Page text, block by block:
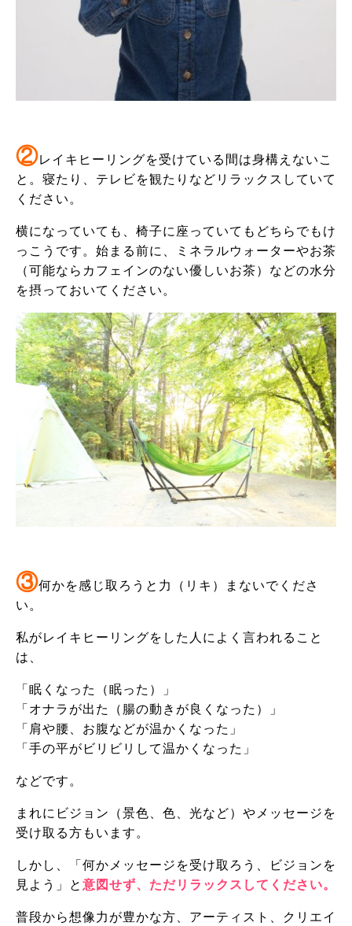
②レイキヒーリングを受けている間は身構えないこ
と。寝たり、テレビを観たりなどリラックスしていて
ください。
横になっていても、椅子に座っていてもどちらでもけ
っこうです。始まる前に、ミネラルウォーターやお茶
（可能ならカフェインのない優しいお茶）などの水分
を摂っておいてください。
③何かを感じ取ろうと力（リキ）まないでくださ
い。
私がレイキヒーリングをした人によく言われること
は、
「眠くなった（眠った）」
「オナラが出た（腸の動きが良くなった）」
「肩や腰、お腹などが温かくなった」
「手の平がビリビリして温かくなった」
などです。
まれにビジョン（景色、色、光など）やメッセージを
受け取る方もいます。
しかし、「何かメッセージを受け取ろう、ビジョンを
見よう」と意図せず、ただリラックスしてください。
普段から想像力が豊かな方、アーティスト、クリエイ